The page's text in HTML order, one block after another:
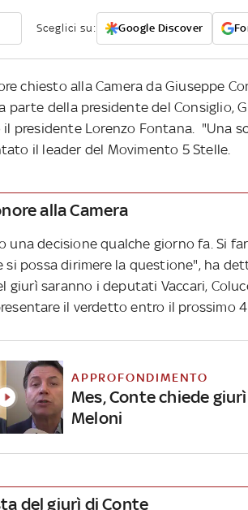
Sceglici su: Google Discover
chiesto alla Camera da Giuseppe
parte della presidente del Consiglio,
presidente Lorenzo Fontana. "Una
il leader del Movimento 5 Stelle.
alla Camera
una decisione qualche giorno fa. Si
si possa dirimere la questione", ha
giurì saranno i deputati Vaccari,
il verdetto entro il prossimo
APPROFONDIMENTO
Mes, Conte chiede
Meloni
del giurì di Conte